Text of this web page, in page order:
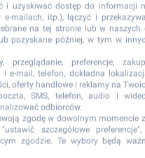
resort.pl (see the browser
i uzyskiwać dostęp do informacji
mailach, itp.), łączyć i
na tej stronie lub w naszych
pozyskane później, w tym w
przeglądanie, preferencje,
e-mail, telefon, dokładna
oferty handlowe i reklamy na
SMS, telefon, audio i
odbiorców.
zgodę w dowolnym momencie
szczegółowe
zgodzie. Te wybory będą